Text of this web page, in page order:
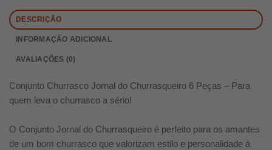
DESCRIÇÃO
INFORMAÇÃO ADICIONAL
AVALIAÇÕES (0)
Conjunto Churrasco Jornal do Churrasqueiro 6 Peças – Para
quem leva o churrasco a sério!
O Conjunto Jornal do Churrasqueiro é perfeito para os amantes
de um bom churrasco que valorizam estilo e personalidade à